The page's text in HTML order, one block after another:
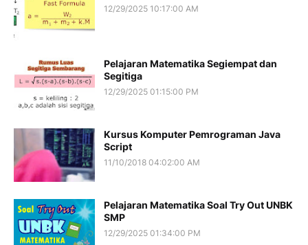
12/29/2025 10:17:00 AM
Pelajaran Matematika Segiempat dan
Segitiga
12/29/2025 01:15:00 PM
Kursus Komputer Pemrograman Java
Script
11/10/2018 04:02:00 AM
Pelajaran Matematika Soal Try Out UNBK
SMP
12/29/2025 01:34:00 PM